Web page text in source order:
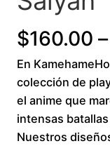
$160.00 –
En
colección de
el anime que
intensas
Nuestros